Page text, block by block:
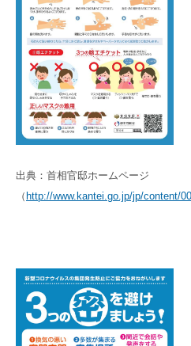
出典：首相官邸ホームページ
（ http://www.kantei.go.jp/jp/content/